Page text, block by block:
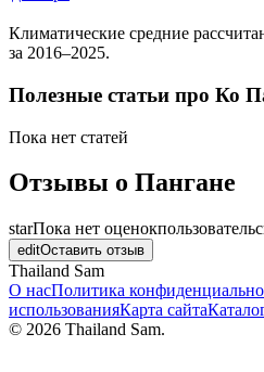
Климатические средние
за 2016–2025.
Полезные статьи про Ко
Пока нет статей
Отзывы о Пангане
starПока нет оценок
editОставить отзыв
Thailand Sam
О насПолитика
использованияКарта сайта
© 2026 Thailand Sam.